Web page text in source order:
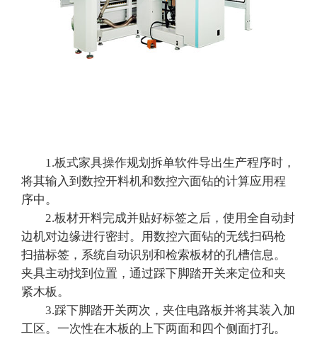
1.板式家具操作规划拆单软件导出生产程序时，
将其输入到数控开料机和数控六面钻的计算应用程
序中。
2.板材开料完成并贴好标签之后，使用全自动封
边机对边缘进行密封。用数控六面钻的无线扫码枪
扫描标签，系统自动识别和检索板材的孔槽信息。
夹具主动找到位置，通过踩下脚踏开关来定位和夹
紧木板。
3.踩下脚踏开关两次，夹住电路板并将其装入加
工区。一次性在木板的上下两面和四个侧面打孔。